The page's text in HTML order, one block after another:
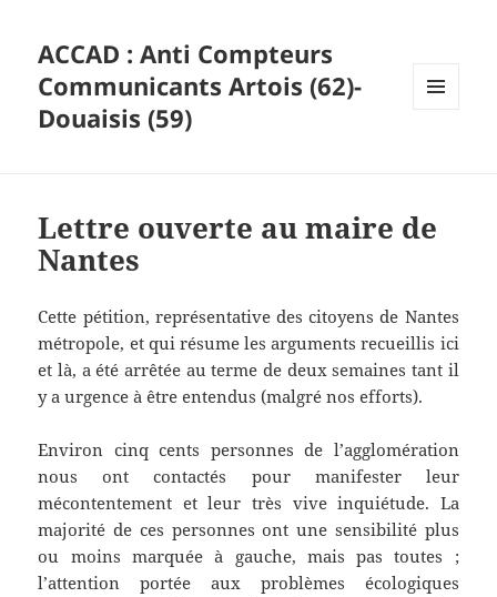
ACCAD : Anti Compteurs
Communicants Artois (62)-
Douaisis (59)
Lettre ouverte au maire de
Nantes
Cette pétition, représentative des citoyens de Nantes
métropole, et qui résume les arguments recueillis ici
et là, a été arrêtée au terme de deux semaines tant il
y a urgence à être entendus (malgré nos efforts).
Environ cinq cents personnes de l’agglomération
nous ont contactés pour manifester leur
mécontentement et leur très vive inquiétude. La
majorité de ces personnes ont une sensibilité plus
ou moins marquée à gauche, mais pas toutes ;
l’attention portée aux problèmes écologiques